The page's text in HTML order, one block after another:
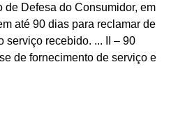
de Defesa do Consumidor, em
até 90 dias para reclamar de
serviço recebido. ... II – 90
de fornecimento de serviço e